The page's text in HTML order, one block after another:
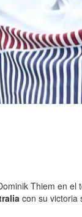
Thiem en el
con su victoria